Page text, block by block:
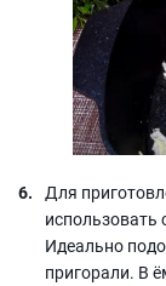
Для
использовать
Идеально
пригорали. В